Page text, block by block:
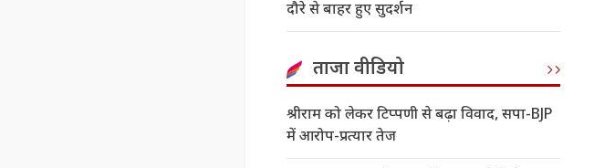
दौरे से बाहर हुए सुदर्शन
ताजा वीडियो
श्रीराम को लेकर टिप्पणी से बढ़ा विवाद, सपा-BJP
में आरोप-प्रत्यार तेज